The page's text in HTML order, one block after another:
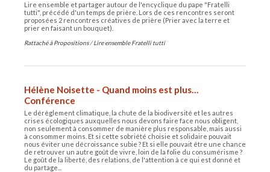
Lire ensemble et partager autour de l'encyclique du pape "Fratelli
tutti", précédé d'un temps de prière. Lors de ces rencontres seront
proposées 2 rencontres créatives de prière (Prier avec la terre et
prier en faisant un bouquet).
Rattaché à Propositions /Lire ensemble Fratelli tutti
Hélène Noisette - Quand moins est plus…
Conférence
Le dérèglement climatique, la chute de la biodiversité et les autres
crises écologiques auxquelles nous devons faire face nous obligent,
non seulement à consommer de manière plus responsable, mais aussi
à consommer moins. Et si cette sobriété choisie et solidaire pouvait
nous éviter une décroissance subie ? Et si elle pouvait être une chance
de retrouver un autre goût de vivre, loin de la folie du consumérisme ?
Le goût de la liberté, des relations, de l'attention à ce qui est donné et
du partage...